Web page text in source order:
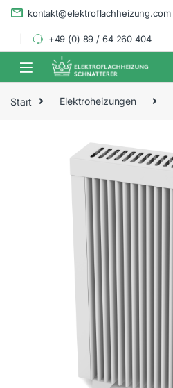
Skip to navigation
Skip to content
kontakt@elektroflachheizung.com
+49 (0) 89 / 64 260 404
Start Elektroheizungen